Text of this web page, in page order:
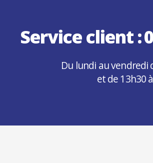
Service client :
Du lundi au vendredi
et de 13h30